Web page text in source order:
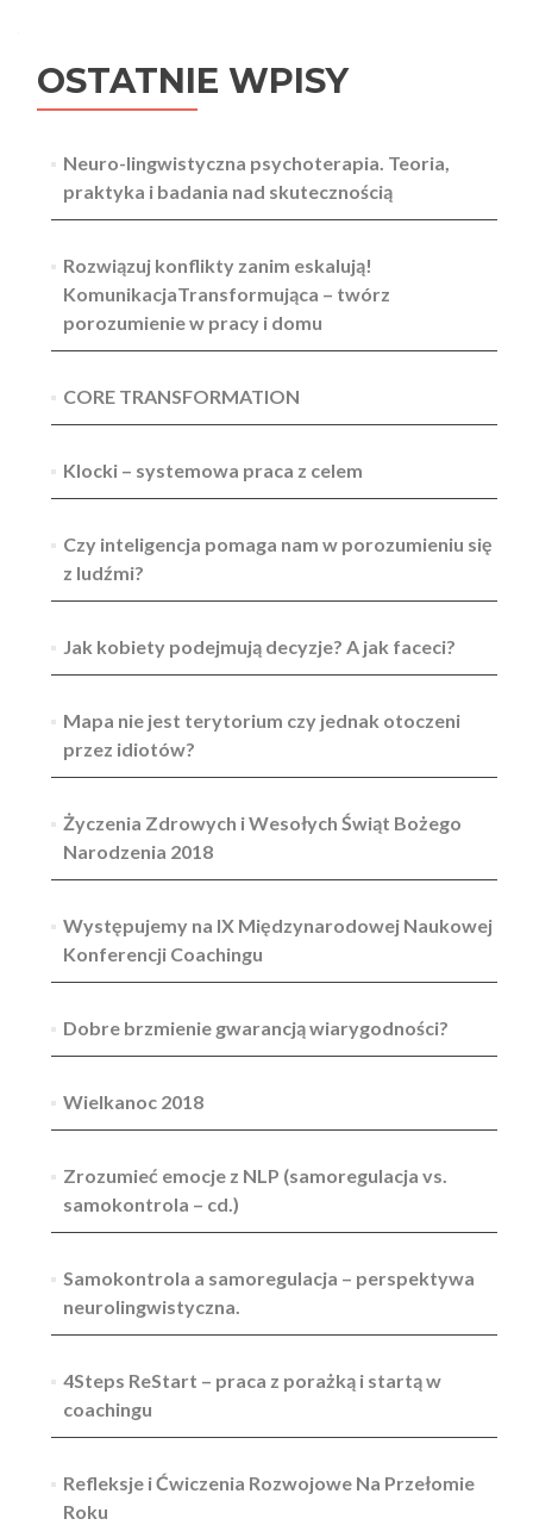
OSTATNIE WPISY
Neuro-lingwistyczna psychoterapia. Teoria,
praktyka i badania nad skutecznością
Rozwiązuj konflikty zanim eskalują!
KomunikacjaTransformująca – twórz
porozumienie w pracy i domu
CORE TRANSFORMATION
Klocki – systemowa praca z celem
Czy inteligencja pomaga nam w porozumieniu się
z ludźmi?
Jak kobiety podejmują decyzje? A jak faceci?
Mapa nie jest terytorium czy jednak otoczeni
przez idiotów?
Życzenia Zdrowych i Wesołych Świąt Bożego
Narodzenia 2018
Występujemy na IX Międzynarodowej Naukowej
Konferencji Coachingu
Dobre brzmienie gwarancją wiarygodności?
Wielkanoc 2018
Zrozumieć emocje z NLP (samoregulacja vs.
samokontrola – cd.)
Samokontrola a samoregulacja – perspektywa
neurolingwistyczna.
4Steps ReStart – praca z porażką i startą w
coachingu
Refleksje i Ćwiczenia Rozwojowe Na Przełomie
Roku